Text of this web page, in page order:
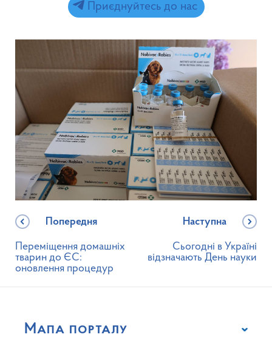
Приєднуйтесь до нас
Попередня
Переміщення домашніх
тварин до ЄС:
оновлення процедур
Наступна
Сьогодні в Україні
відзначають День науки
Мапа порталу